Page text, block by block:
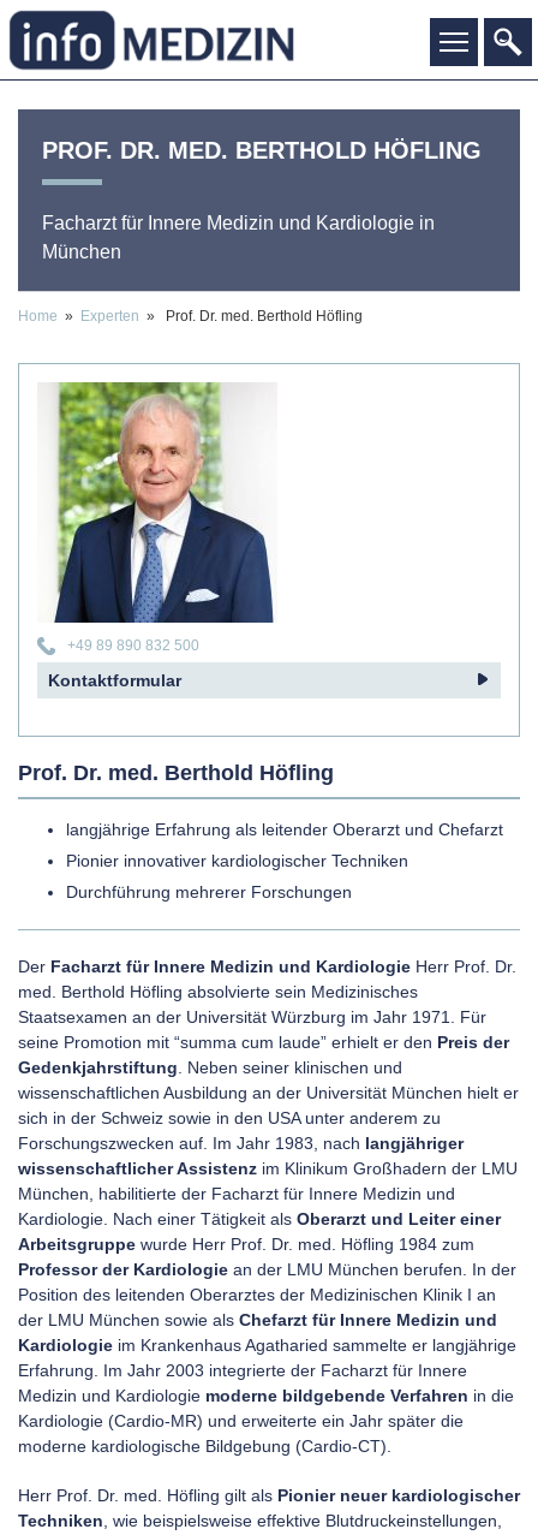
PROF. DR. MED. BERTHOLD HÖFLING
Facharzt für Innere Medizin und Kardiologie in
München
Home » Experten » Prof. Dr. med. Berthold Höfling
+49 89 890 832 500
Kontaktformular
Prof. Dr. med. Berthold Höfling
langjährige Erfahrung als leitender Oberarzt und Chefarzt
Pionier innovativer kardiologischer Techniken
Durchführung mehrerer Forschungen
Der Facharzt für Innere Medizin und Kardiologie Herr Prof. Dr.
med. Berthold Höfling absolvierte sein Medizinisches
Staatsexamen an der Universität Würzburg im Jahr 1971. Für
seine Promotion mit “summa cum laude” erhielt er den Preis der
Gedenkjahrstiftung . Neben seiner klinischen und
wissenschaftlichen Ausbildung an der Universität München hielt er
sich in der Schweiz sowie in den USA unter anderem zu
Forschungszwecken auf. Im Jahr 1983, nach langjähriger
wissenschaftlicher Assistenz im Klinikum Großhadern der LMU
München, habilitierte der Facharzt für Innere Medizin und
Kardiologie. Nach einer Tätigkeit als Oberarzt und Leiter einer
Arbeitsgruppe wurde Herr Prof. Dr. med. Höfling 1984 zum
Professor der Kardiologie an der LMU München berufen. In der
Position des leitenden Oberarztes der Medizinischen Klinik I an
der LMU München sowie als Chefarzt für Innere Medizin und
Kardiologie im Krankenhaus Agatharied sammelte er langjährige
Erfahrung. Im Jahr 2003 integrierte der Facharzt für Innere
Medizin und Kardiologie moderne bildgebende Verfahren in die
Kardiologie (Cardio-MR) und erweiterte ein Jahr später die
moderne kardiologische Bildgebung (Cardio-CT).
Herr Prof. Dr. med. Höfling gilt als Pionier neuer kardiologischer
Techniken , wie beispielsweise effektive Blutdruckeinstellungen,